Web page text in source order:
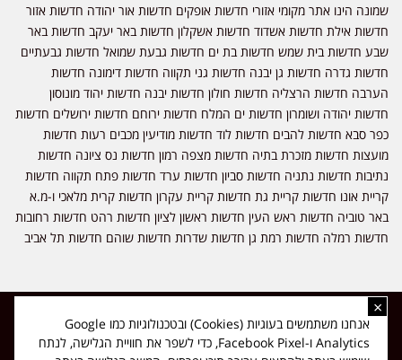
שמונה הינו אתר מקומי אזורי חדשות אופקים חדשות אור יהודה חדשות אזור
חדשות אילת חדשות אשדוד חדשות אשקלון חדשות באר יעקב חדשות באר
שבע חדשות בית שמש חדשות בת ים חדשות גבעת שמואל חדשות גבעתיים
חדשות גדרה חדשות גן יבנה חדשות גני תקווה חדשות דימונה חדשות
הערבה חדשות הרצליה חדשות חולון חדשות יבנה חדשות יהוד מונוסון
חדשות יהודה ושומרון חדשות ים המלח חדשות ירוחם חדשות ירושלים חדשות
כפר סבא חדשות להבים חדשות לוד חדשות מודיעין מכבים רעות חדשות
מועצות חדשות מזכרת בתיה חדשות מצפה רמון חדשות נס ציונה חדשות
נתיבות חדשות נתניה חדשות סביון חדשות ערד חדשות פתח תקווה חדשות
קריית אונו חדשות קריית גת חדשות קריית עקרון חדשות קרית מלאכי ו-מ.א
באר טוביה חדשות ראש העין חדשות ראשון לציון חדשות רהט חדשות רחובות
חדשות רמלה חדשות רמת גן חדשות שדרות חדשות שוהם חדשות תל אביב
כל הזכויות שמורות ל-ליזה ללוצאשווילי - חדשות אפס שמונה - דיווחים בזמן
אמת, נוסד בשנת 2019 | טל' לפרסומים 054-9759222 מייל מערכת
news08.net@gmail.com
×
אנחנו משתמשים בעוגיות (Cookies) ובטכנולוגיות כמו Google
Analytics ו-Facebook Pixel, כדי לשפר את חוויית הגלישה, לנתח